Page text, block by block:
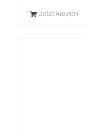
Jetzt kaufen